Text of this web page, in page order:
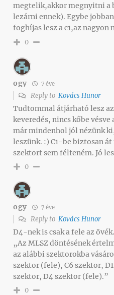
megtelik,akkor megnyitni a
lezárni ennek). Egybe
foghíjas lesz a c1,az nagyon
0
ogy 7 éve
Reply to Kovács Hunor
Tudtommal átjárható lesz
keveredés, nincs kőbe
már mindenhol jól nézünk
leszünk. :) C1-be biztosan
szektort sem félteném. Jó
0
ogy 7 éve
Reply to Kovács Hunor
D4-nek is csak a fele az övék.
„Az MLSZ döntésének
az alábbi szektorokba
szektor (fele), C6 szektor,
szektor, D4 szektor (fele).”
0